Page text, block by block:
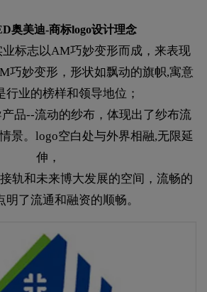
奥美迪-商标logo设计理念
标志以AM巧妙变形而成，来表现
巧妙变形，形状如飘动的旗帜,寓意
行业的榜样和领导地位；
品--流动的纱布，体现出了纱布流
景。logo空白处与外界相融,无限延
伸，
轨和未来博大发展的空间，流畅的
明了流通和融资的顺畅。